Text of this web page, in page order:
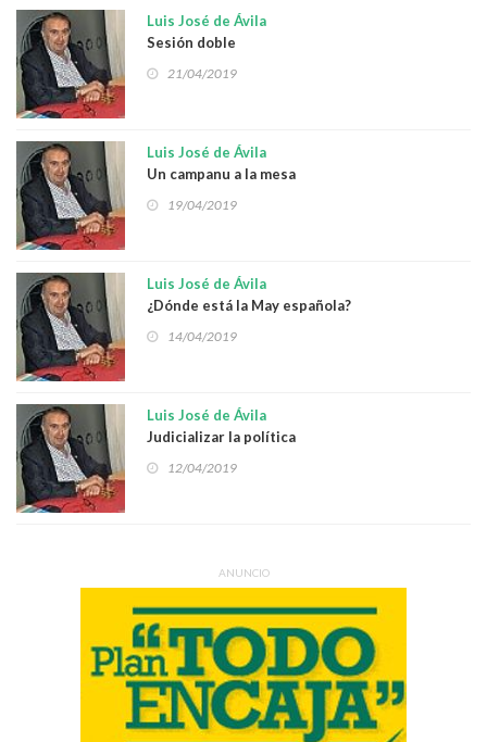
Luis José de Ávila
Sesión doble
21/04/2019
Luis José de Ávila
Un campanu a la mesa
19/04/2019
Luis José de Ávila
¿Dónde está la May española?
14/04/2019
Luis José de Ávila
Judicializar la política
12/04/2019
ANUNCIO